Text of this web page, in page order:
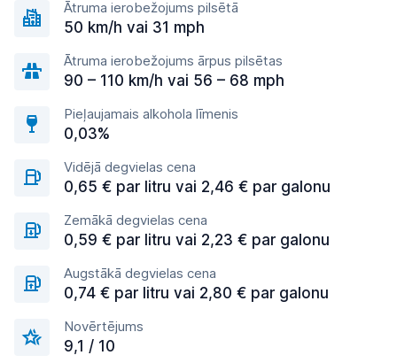
Ātruma ierobežojums pilsētā
50 km/h vai 31 mph
Ātruma ierobežojums ārpus pilsētas
90 – 110 km/h vai 56 – 68 mph
Pieļaujamais alkohola līmenis
0,03%
Vidējā degvielas cena
0,65 € par litru vai 2,46 € par galonu
Zemākā degvielas cena
0,59 € par litru vai 2,23 € par galonu
Augstākā degvielas cena
0,74 € par litru vai 2,80 € par galonu
Novērtējums
9,1 / 10